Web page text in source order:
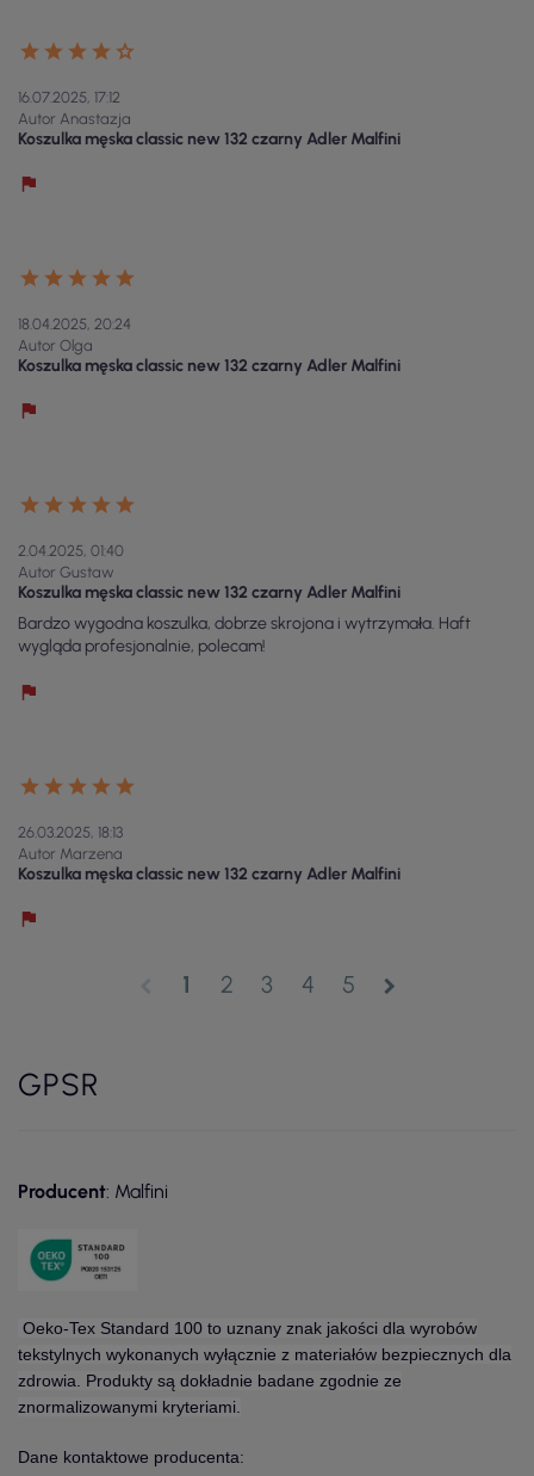
16.07.2025, 17:12
Autor Anastazja
Koszulka męska classic new 132 czarny Adler Malfini
18.04.2025, 20:24
Autor Olga
Koszulka męska classic new 132 czarny Adler Malfini
2.04.2025, 01:40
Autor Gustaw
Koszulka męska classic new 132 czarny Adler Malfini
Bardzo wygodna koszulka, dobrze skrojona i wytrzymała. Haft
wygląda profesjonalnie, polecam!
26.03.2025, 18:13
Autor Marzena
Koszulka męska classic new 132 czarny Adler Malfini
1 2 3 4 5 chevron_right
GPSR
Producent: Malfini
Oeko-Tex Standard 100 to uznany znak jakości dla wyrobów
tekstylnych wykonanych wyłącznie z materiałów bezpiecznych dla
zdrowia. Produkty są dokładnie badane zgodnie ze
znormalizowanymi kryteriami.
Dane kontaktowe producenta: